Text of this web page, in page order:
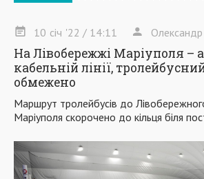
10 січ '22 / 14:11
На Лівобережжі Маріуполя –
кабельній лінії,
обмежено
Маршрут тролейбусів до
Маріуполя скорочено до кільця біля